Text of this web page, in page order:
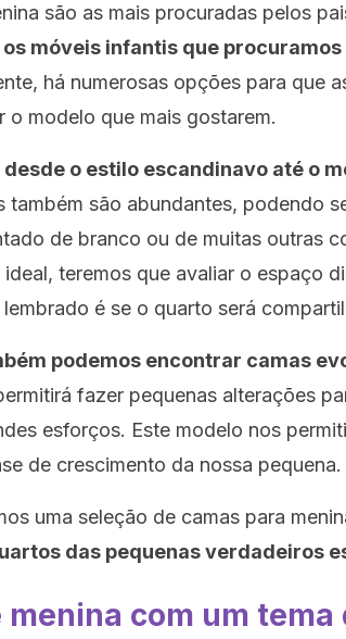
são as mais procuradas pelos
os móveis infantis que
há numerosas opções para que
o modelo que mais gostarem.
o estilo escandinavo até o
também são abundantes, podendo
de branco ou de muitas outras
ideal, teremos que avaliar o espaço
é se o quarto será
podemos encontrar camas
fazer pequenas alterações
esforços. Este modelo nos
de crescimento da nossa pequena.
uma seleção de camas para
das pequenas verdadeiros
menina com um